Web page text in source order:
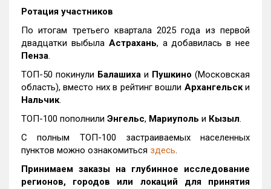
Ротация участников
По итогам третьего квартала 2025 года из первой
двадцатки выбыла Астрахань, а добавилась в нее
Пенза.
ТОП-50 покинули Балашиха и Пушкино (Московская
область), вместо них в рейтинг вошли Архангельски
Нальчик.
ТОП-100 пополнили Энгельс, Мариуполь и Кызыл.
С полным ТОП-100 застраиваемых населенных
пунктов можно ознакомиться здесь.
Принимаем заказы на глубинное исследование
регионов, городов или локаций для принятия